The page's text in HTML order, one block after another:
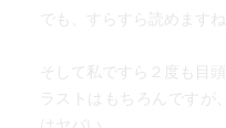
でも、すらすら読めますね
そして私ですら２度も目
ラストはもちろんですが